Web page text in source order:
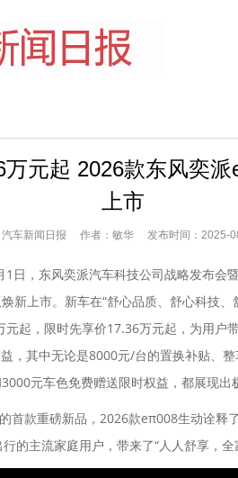
万元起 2026款东风奕
上市
汽车新闻日报 作者：敏华 发布时间：2025-
，东风奕派汽车科技公司战略发布会
新上市。新车在“舒心品质、舒心科技、
起，限时先享价17.36万元起，为用户
，其中无论是8000元/台的置换补贴、
元车色免费赠送限时权益，都展现出
款重磅新品，2026款eπ008生动诠释
的主流家庭用户，带来了“人人舒享，